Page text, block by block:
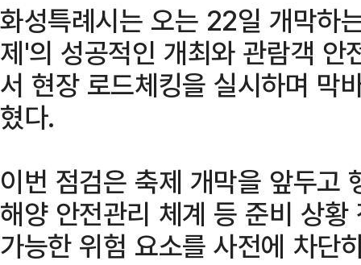
화성특례시는 오는 22일 개막하
제'의 성공적인 개최와 관람객 안
서 현장 로드체킹을 실시하며 막
혔다.
이번 점검은 축제 개막을 앞두고
해양 안전관리 체계 등 준비 상
가능한 위험 요소를 사전에 차단